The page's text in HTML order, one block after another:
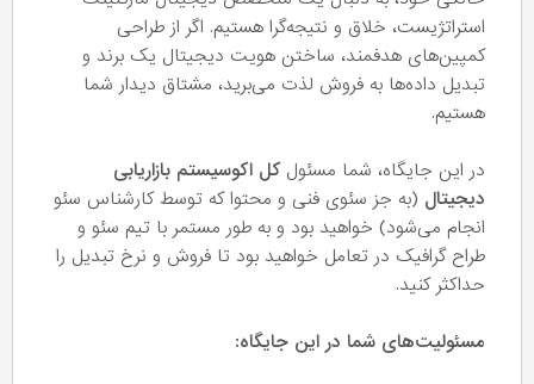
استراتژیست، خلاق و نتیجه‌گرا هستیم. اگر از طراحی
کمپین‌های هدفمند، ساختن هویت دیجیتال یک برند و
تبدیل داده‌ها به فروش لذت می‌برید، مشتاق دیدار شما
هستیم.
در این جایگاه، شما مسئول کل اکوسیستم بازاریابی
دیجیتال (به جز سئوی فنی و محتوا که توسط کارشناس سئو
انجام می‌شود) خواهید بود و به طور مستمر با تیم سئو و
طراح گرافیک در تعامل خواهید بود تا فروش و نرخ تبدیل را
حداکثر کنید.
مسئولیت‌های شما در این جایگاه: